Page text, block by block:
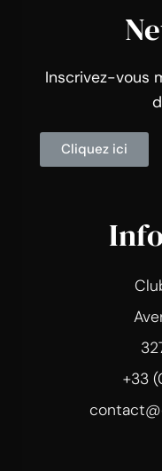
Inscrivez-vous
Cliquez ici
+33